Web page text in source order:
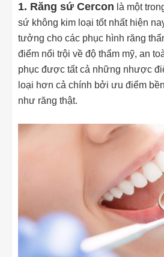
1. Răng sứ Cercon là một
sứ không kim loại tốt nhất hiện
tưởng cho các phục hình răng
điểm nổi trội về độ thẩm mỹ, an
phục được tất cả những nhược
loại hơn cả chính bởi ưu điểm
như răng thật.